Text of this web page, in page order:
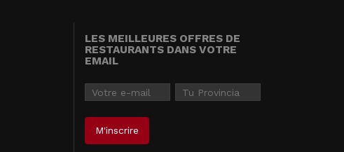
LES MEILLEURES OFFRES DE
RESTAURANTS DANS VOTRE
EMAIL